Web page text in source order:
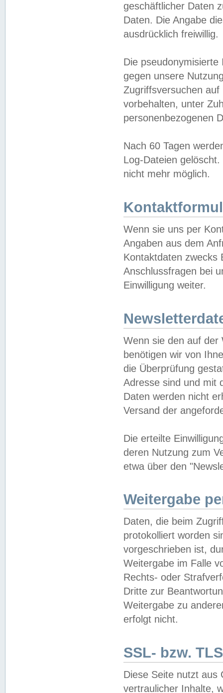
geschäftlicher Daten
Daten. Die Angabe
ausdrücklich freiwillig.
Die
gegen unsere
Zugriffsversuchen
vorbehalten, unter
personenbezogenen
Nach 60 Tagen
Log-Dateien
nicht mehr möglich.
Wenn sie uns per
Angaben aus dem
Kontaktdaten zwecks
Anschlussfragen bei
Einwilligung weiter.
Wenn sie den auf der
benötigen wir von
die Überprüfung
Adresse sind und mit
Daten werden nicht
Versand der
Die erteilte
deren Nutzung zum
etwa über den
Weitergabe
Daten, die beim
protokolliert worden
vorgeschrieben ist,
Weitergabe im Falle
Rechts- oder
Dritte zur
Weitergabe zu
erfolgt nicht.
SSL- bzw.
Diese Seite nutzt aus
vertraulicher Inhalte,